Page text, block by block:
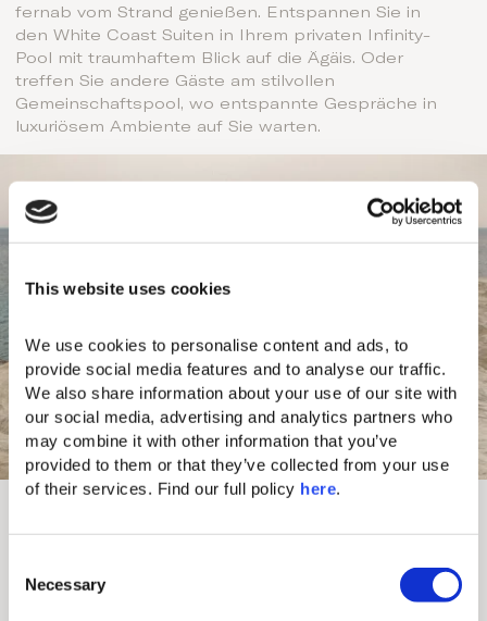
This website uses cookies
We use cookies to personalise content and ads, to
provide social media features and to analyse our traffic.
We also share information about your use of our site with
our social media, advertising and analytics partners who
may combine it with other information that you’ve
provided to them or that they’ve collected from your use
of their services. Find our full policy here.
Necessary
fernab vom Strand genießen. Entspannen Sie in
den White Coast Suiten in Ihrem privaten Infinity-
Pool mit traumhaftem Blick auf die Ägäis. Oder
treffen Sie andere Gäste am stilvollen
Gemeinschaftspool, wo entspannte Gespräche in
luxuriösem Ambiente auf Sie warten.
Unsere Küste
Abgeschiedenheit und Ruhe bietet. Die